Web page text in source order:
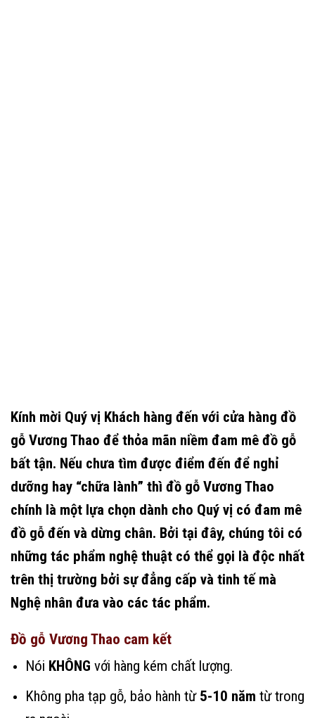
Kính mời Quý vị Khách hàng đến với cửa hàng đồ
gỗ Vương Thao để thỏa mãn niềm đam mê đồ gỗ
bất tận. Nếu chưa tìm được điểm đến để nghỉ
dưỡng hay “chữa lành” thì đồ gỗ Vương Thao
chính là một lựa chọn dành cho Quý vị có đam mê
đồ gỗ đến và dừng chân. Bởi tại đây, chúng tôi có
những tác phẩm nghệ thuật có thể gọi là độc nhất
trên thị trường bởi sự đẳng cấp và tinh tế mà
Nghệ nhân đưa vào các tác phẩm.
Đồ gỗ Vương Thao cam kết
Nói KHÔNG với hàng kém chất lượng.
Không pha tạp gỗ, bảo hành từ 5-10 năm từ trong